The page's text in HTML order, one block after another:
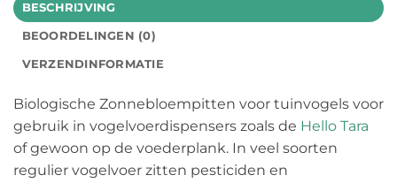
BESCHRIJVING
BEOORDELINGEN (0)
VERZENDINFORMATIE
Biologische Zonnebloempitten voor tuinvogels voor
gebruik in vogelvoerdispensers zoals de Hello Tara
of gewoon op de voederplank. In veel soorten
regulier vogelvoer zitten pesticiden en